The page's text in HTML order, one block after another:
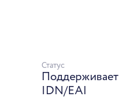
Статус
Поддерживает
IDN/EAI